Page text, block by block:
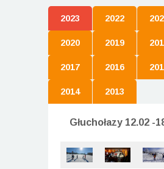
2023 2022
2020 2019
2017 2016
2014 2013
Głuchołazy 12.02 -